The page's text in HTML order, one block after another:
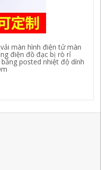
màn hình điện tử màn
điện đồ đạc bị rò rỉ
posted nhiệt độ dính